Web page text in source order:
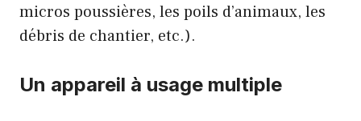
micros poussières, les poils d’animaux, les
débris de chantier, etc.).
Un appareil à usage multiple